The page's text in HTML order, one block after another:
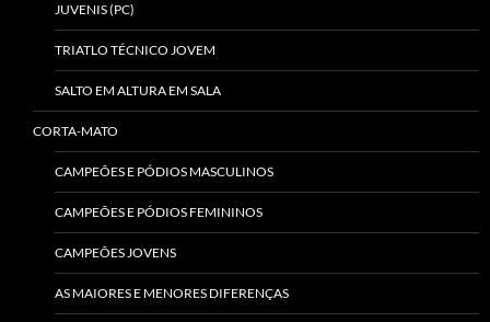
JUVENIS (PC)
TRIATLO TÉCNICO JOVEM
SALTO EM ALTURA EM SALA
CORTA-MATO
CAMPEÕES E PÓDIOS MASCULINOS
CAMPEÕES E PÓDIOS FEMININOS
CAMPEÕES JOVENS
AS MAIORES E MENORES DIFERENÇAS